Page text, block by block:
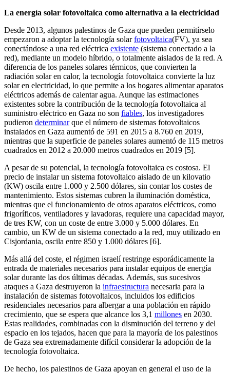
La energía solar fotovoltaica como alternativa a la electricidad
Desde 2013, algunos palestinos de Gaza que pueden permitírselo
empezaron a adoptar la tecnología solarfotovoltaica(FV), ya sea
conectándose a una red eléctrica existente (sistema conectado a la
red), mediante un modelo híbrido, o totalmente aislados de la red. A
diferencia de los paneles solares térmicos, que convierten la
radiación solar en calor, la tecnología fotovoltaica convierte la luz
solar en electricidad, lo que permite a los hogares alimentar aparatos
eléctricos además de calentar agua. Aunque las estimaciones
existentes sobre la contribución de la tecnología fotovoltaica al
suministro eléctrico en Gaza no son fiables, los investigadores
pudieron determinarque el número de sistemas fotovoltaicos
instalados en Gaza aumentó de 591 en 2015 a 8.760 en 2019,
mientras que la superficie de paneles solares aumentó de 115 metros
cuadrados en 2012 a 20.000 metros cuadrados en 2019 [5].
A pesar de su potencial, la tecnología fotovoltaica es costosa. El
precio de instalar un sistema fotovoltaico aislado de un kilovatio
(KW) oscila entre 1.000 y 2.500 dólares, sin contar los costes de
mantenimiento. Estos sistemas cubren la iluminación doméstica,
mientras que el funcionamiento de otros aparatos eléctricos, como
frigoríficos, ventiladores y lavadoras, requiere una capacidad mayor,
de tres KW, con un coste de entre 3.000 y 5.000 dólares. En
cambio, un KW de un sistema conectado a la red, muy utilizado en
Cisjordania, oscila entre 850 y 1.000 dólares [6].
Más allá del coste, el régimen israelí restringe esporádicamente la
entrada de materiales necesarios para instalar equipos de energía
solar durante las dos últimas décadas. Además, sus sucesivos
ataques a Gaza destruyeron la infraestructura necesaria para la
instalación de sistemas fotovoltaicos, incluidos los edificios
residenciales necesarios para albergar a una población en rápido
crecimiento, que se espera que alcance los 3,1 millones en 2030.
Estas realidades, combinadas con la disminución del terreno y del
espacio en los tejados, hacen que para la mayoría de los palestinos
de Gaza sea extremadamente difícil considerar la adopción de la
tecnología fotovoltaica.
De hecho, los palestinos de Gaza apoyan en general el uso de la